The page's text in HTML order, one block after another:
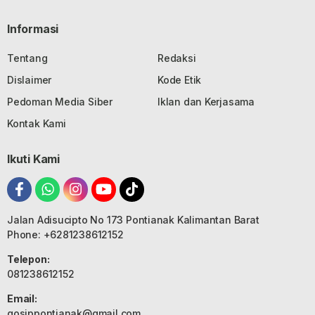
Informasi
Tentang
Redaksi
Dislaimer
Kode Etik
Pedoman Media Siber
Iklan dan Kerjasama
Kontak Kami
Ikuti Kami
Jalan Adisucipto No 173 Pontianak Kalimantan Barat
Phone: +6281238612152
Telepon:
081238612152
Email: